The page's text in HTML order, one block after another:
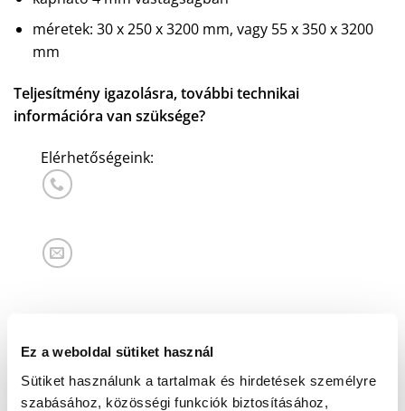
Ez a weboldal sütiket használ
Sütiket használunk a tartalmak és hirdetések személyre
szabásához, közösségi funkciók biztosításához,
méretek: 30 x 250 x 3200 mm, vagy 55 x 350 x 3200
mm
Teljesítmény igazolásra, további technikai
információra van szüksége?
Elérhetőségeink:
AJÁNLATKÉRÉS